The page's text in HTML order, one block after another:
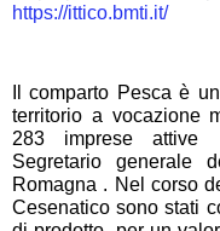
https://ittico.bmti.it/
comparto Pesca è
territorio a vocazione
283 imprese attive
Segretario generale
Romagna . Nel corso
Cesenaticosono stati